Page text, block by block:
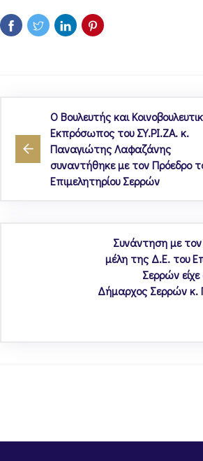
Ο Βουλευτής και
Εκπρόσωπος του ΣΥ.ΡΙ.ΖΑ. κ.
Παναγιώτης Λαφαζάνης
συναντήθηκε με τον Πρόεδρο
Επιμελητηρίου Σερρών
Συνάντηση με
μέλη της Δ.Ε. του
Σερρών
Δήμαρχος Σερρών κ.